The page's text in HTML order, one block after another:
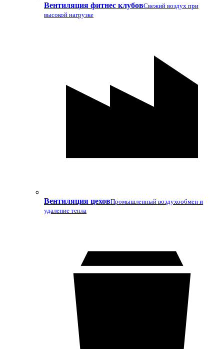
Вентиляция фитнес клубовСвежий воздух при
высокой нагрузке
Вентиляция цеховПромышленный воздухообмен и
удаление тепла